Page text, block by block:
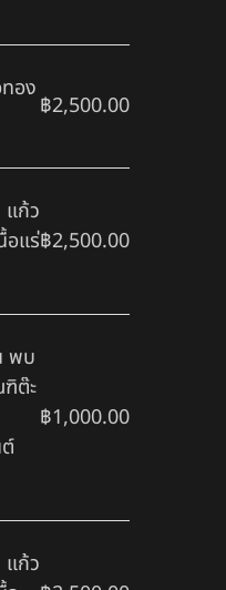
อง
฿2,500.00
แก้ว
อแร่฿2,500.00
พบ
ต๊ะ
฿1,000.00
แก้ว